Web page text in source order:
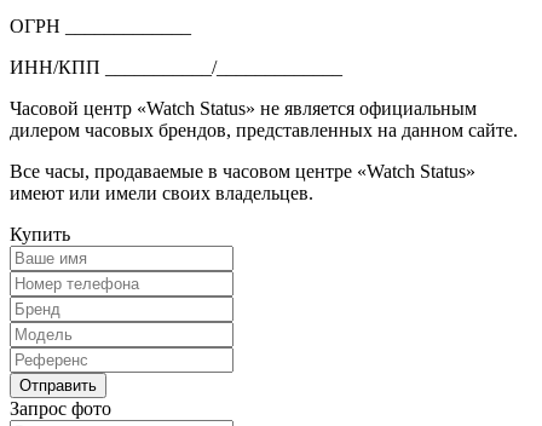
ОГРН _____________
ИНН/КПП ___________/_____________
Часовой центр «Watch Status» не является официальным
дилером часовых брендов, представленных на данном сайте.
Все часы, продаваемые в часовом центре «Watch Status»
имеют или имели своих владельцев.
Купить
Запрос фото